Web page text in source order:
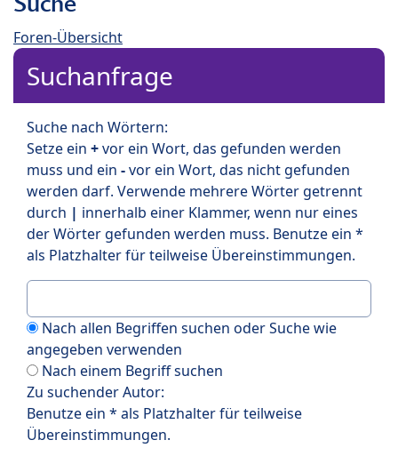
Foren-Übersicht
Suchanfrage
Suche nach Wörtern:
Setze ein +vor ein Wort, das gefunden werden
muss und ein -vor ein Wort, das nicht gefunden
werden darf. Verwende mehrere Wörter getrennt
durch | innerhalb einer Klammer, wenn nur eines
der Wörter gefunden werden muss. Benutze ein *
als Platzhalter für teilweise Übereinstimmungen.
Nach allen Begriffen suchen oder Suche wie
angegeben verwenden
Nach einem Begriff suchen
Zu suchender Autor:
Benutze ein * als Platzhalter für teilweise
Übereinstimmungen.